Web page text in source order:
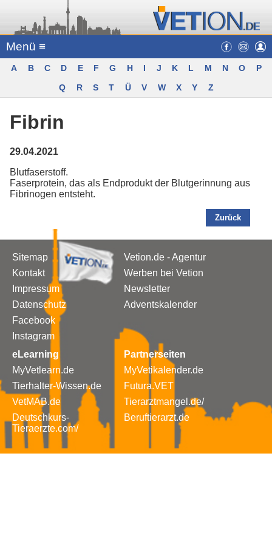
Menü ≡
A B C D E F G H I J K L M N O
P
Q
R S T Ü V W X Y Z
Fibrin
29.04.2021
Blutfaserstoff.
Faserprotein, das als Endprodukt der Blutgerinnung aus
Fibrinogen entsteht.
Zurück
Sitemap
Kontakt
Impressum
Datenschutz
Facebook
Instagram
Vetion.de - Agentur
Werben bei Vetion
Newsletter
Adventskalender
eLearning
MyVetlearn.de
Tierhalter-Wissen.de
VetMAB.de
Deutschkurs-
Tieraerzte.com/
Partnerseiten
MyVetikalender.de
Futura.VET
Tierarztmangel.de/
Beruftierarzt.de